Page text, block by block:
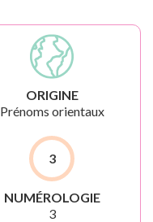
ORIGINE
Prénoms orientaux
3
NUMÉROLOGIE
3